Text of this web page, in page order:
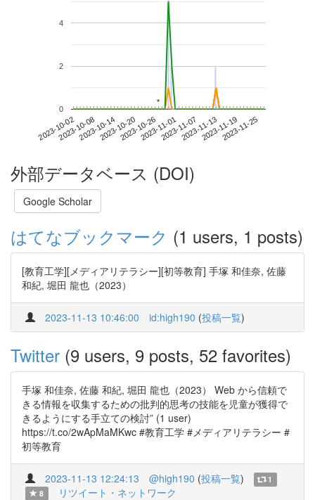
2023-10-022023-10-082023-10-142023-10-202023-10-262023-11-012023-11-072023-11-132023-11-192023-11-25
0
2
4
**
外部データベース (DOI)
Google Scholar
はてなブックマーク (1 users, 1 posts)
[教育工学][メディアリテラシー][初等教育] 手塚 和佳奈, 佐藤
和紀, 堀田 龍也（2023）
2023-11-13 10:46:00 id:high190 (投稿一覧)
Twitter (9 users, 9 posts, 52 favorites)
手塚 和佳奈, 佐藤 和紀, 堀田 龍也（2023） Web から信頼で
きる情報を収集するための批判的思考の技能を児童が獲得で
きるようにする手立ての検討” (1 user)
https://t.co/2wApMaMKwc #教育工学 #メディアリテラシー #
初等教育
2023-11-13 12:24:13 @high190 (投稿一覧)
1
8
リツイート・ネットワーク